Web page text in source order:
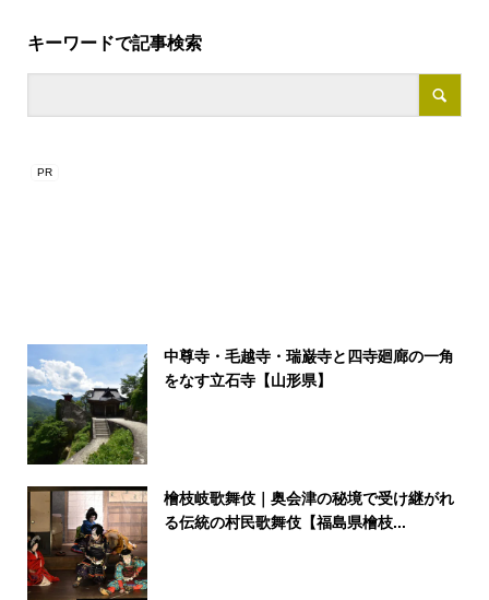
キーワードで記事検索
中尊寺・毛越寺・瑞巌寺と四寺廻廊の一角
をなす立石寺【山形県】
檜枝岐歌舞伎｜奥会津の秘境で受け継がれ
る伝統の村民歌舞伎【福島県檜枝...